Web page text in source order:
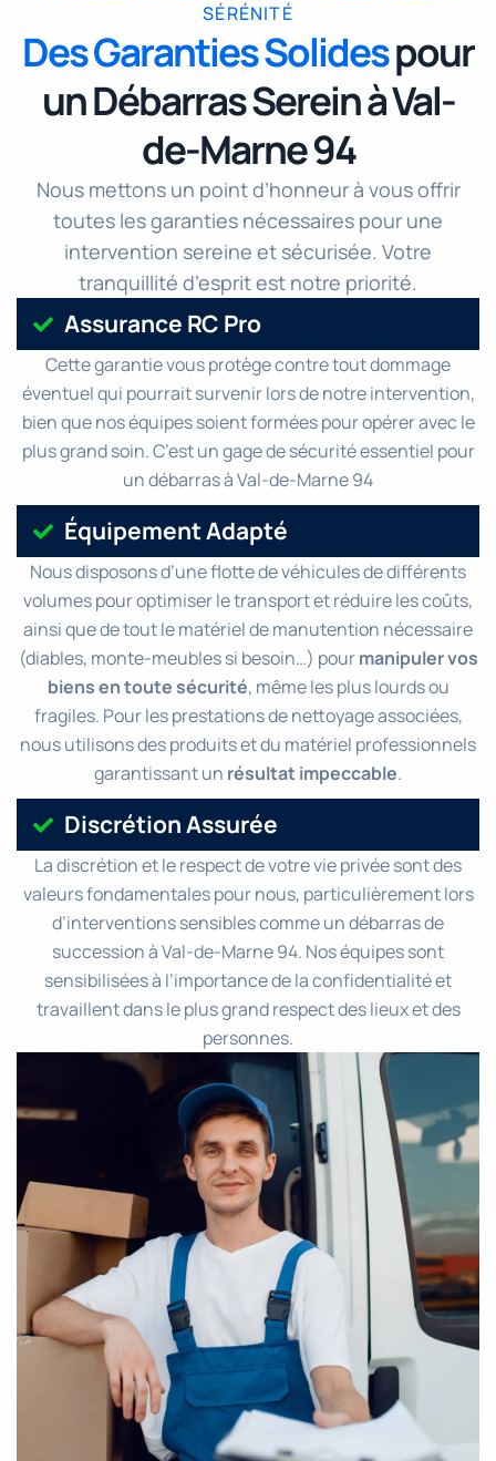
SÉRÉNITÉ
Des Garanties Solidespour
un Débarras Serein à Val-
de-Marne 94
Nous mettons un point d’honneur à vous offrir
toutes les garanties nécessaires pour une
intervention sereine et sécurisée. Votre
tranquillité d’esprit est notre priorité.
Assurance RC Pro
Cette garantie vous protège contre tout dommage
éventuel qui pourrait survenir lors de notre intervention,
bien que nos équipes soient formées pour opérer avec le
plus grand soin. C’est un gage de sécurité essentiel pour
un débarras à Val-de-Marne 94
Équipement Adapté
Nous disposons d’une flotte de véhicules de différents
volumes pour optimiser le transport et réduire les coûts,
ainsi que de tout le matériel de manutention nécessaire
(diables, monte-meubles si besoin…) pourmanipuler vos
biens en toute sécurité, même les plus lourds ou
fragiles. Pour les prestations de nettoyage associées,
nous utilisons des produits et du matériel professionnels
garantissant un résultat impeccable.
Discrétion Assurée
La discrétion et le respect de votre vie privée sont des
valeurs fondamentales pour nous, particulièrement lors
d’interventions sensibles comme un débarras de
succession à Val-de-Marne 94. Nos équipes sont
sensibilisées à l’importance de la confidentialité et
travaillent dans le plus grand respect des lieux et des
personnes.